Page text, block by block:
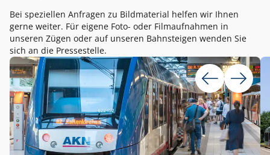
Bei speziellen Anfragen zu Bildmaterial helfen wir Ihnen
gerne weiter. Für eigene Foto- oder Filmaufnahmen in
unseren Zügen oder auf unseren Bahnsteigen wenden Sie
sich an die Pressestelle.